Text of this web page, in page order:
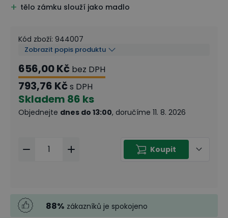
tělo zámku slouží jako madlo
Kód zboží: 944007
Zobrazit popis produktu
656,00 Kč bez DPH
793,76 Kčs DPH
Skladem 86 ks
Objednejte dnes do 13:00, doručíme 11. 8. 2026
Koupit
88% zákazníků je spokojeno